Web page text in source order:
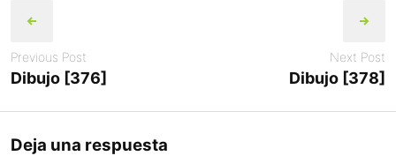
navigation
Previous Post
Dibujo [376]
Next Post
Dibujo [378]
Deja una respuesta